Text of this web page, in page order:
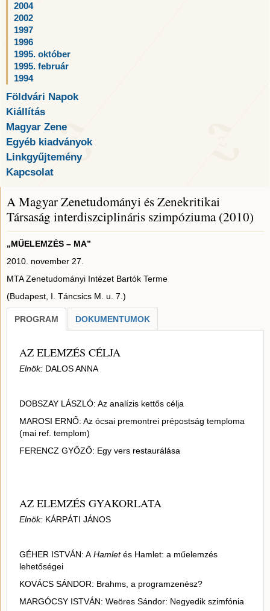
2004
2002
1997
1996
1995. október
1995. február
1994
Földvári Napok
Kiállítás
Magyar Zene
Egyéb kiadványok
Linkgyűjtemény
Kapcsolat
A Magyar Zenetudományi és Zenekritikai
Társaság interdiszciplináris szimpóziuma (2010)
„MŰELEMZÉS – MA”
2010. november 27.
MTA Zenetudományi Intézet Bartók Terme
(Budapest, I. Táncsics M. u. 7.)
PROGRAM DOKUMENTUMOK
AZ ELEMZÉS CÉLJA
Elnök: DALOS ANNA
DOBSZAY LÁSZLÓ: Az analízis kettős célja
MAROSI ERNŐ: Az ócsai premontrei prépostság temploma
(mai ref. templom)
FERENCZ GYŐZŐ: Egy vers restaurálása
AZ ELEMZÉS GYAKORLATA
Elnök: KÁRPÁTI JÁNOS
GÉHER ISTVÁN: A Hamletés Hamlet: a műelemzés
lehetőségei
KOVÁCS SÁNDOR: Brahms, a programzenész?
MARGÓCSY ISTVÁN: Weöres Sándor: Negyedik szimfónia